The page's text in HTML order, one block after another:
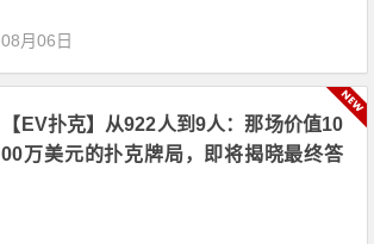
08月06日
【EV扑克】从922人到9人：那场价值10
00万美元的扑克牌局，即将揭晓最终答